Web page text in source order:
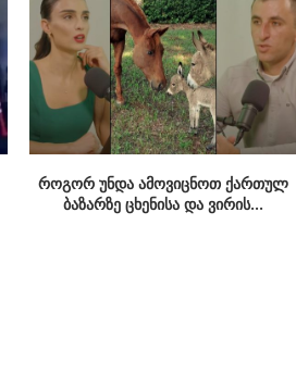
როგორ უნდა ამოვიცნოთ ქართულ
ბაზარზე ცხენისა და ვირის...